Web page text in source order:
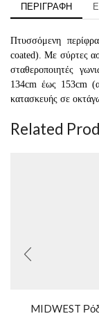
ΠΕΡΙΓΡΑΦΉ
Πτυσσόμενη
coated). Με σύρτες
σταθεροποιητές
134cm έως 153cm
κατασκευής σε
Related
MIDWEST